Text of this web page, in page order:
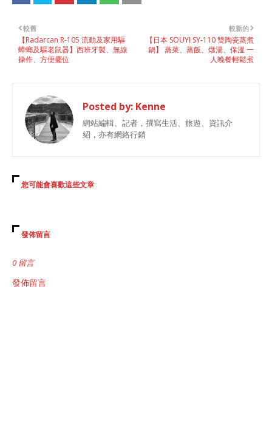
較新的
【日本 SOUYI SY-110 雙陶瓷蒸煮
鍋】 蒸菜、蒸飯、燉湯、保溫 一
人晚餐輕鬆煮
較舊
【Radarcan R-105 流動及家用驅
蟑螂及驅老鼠器】西班牙製、無線
操作、方便擺位
Posted by: Kenne
網站編輯、記者，撰寫生活、旅遊、資訊介
紹，亦有網絡行銷
您可能會喜歡這些文章
發佈留言
0 留言
發佈留言